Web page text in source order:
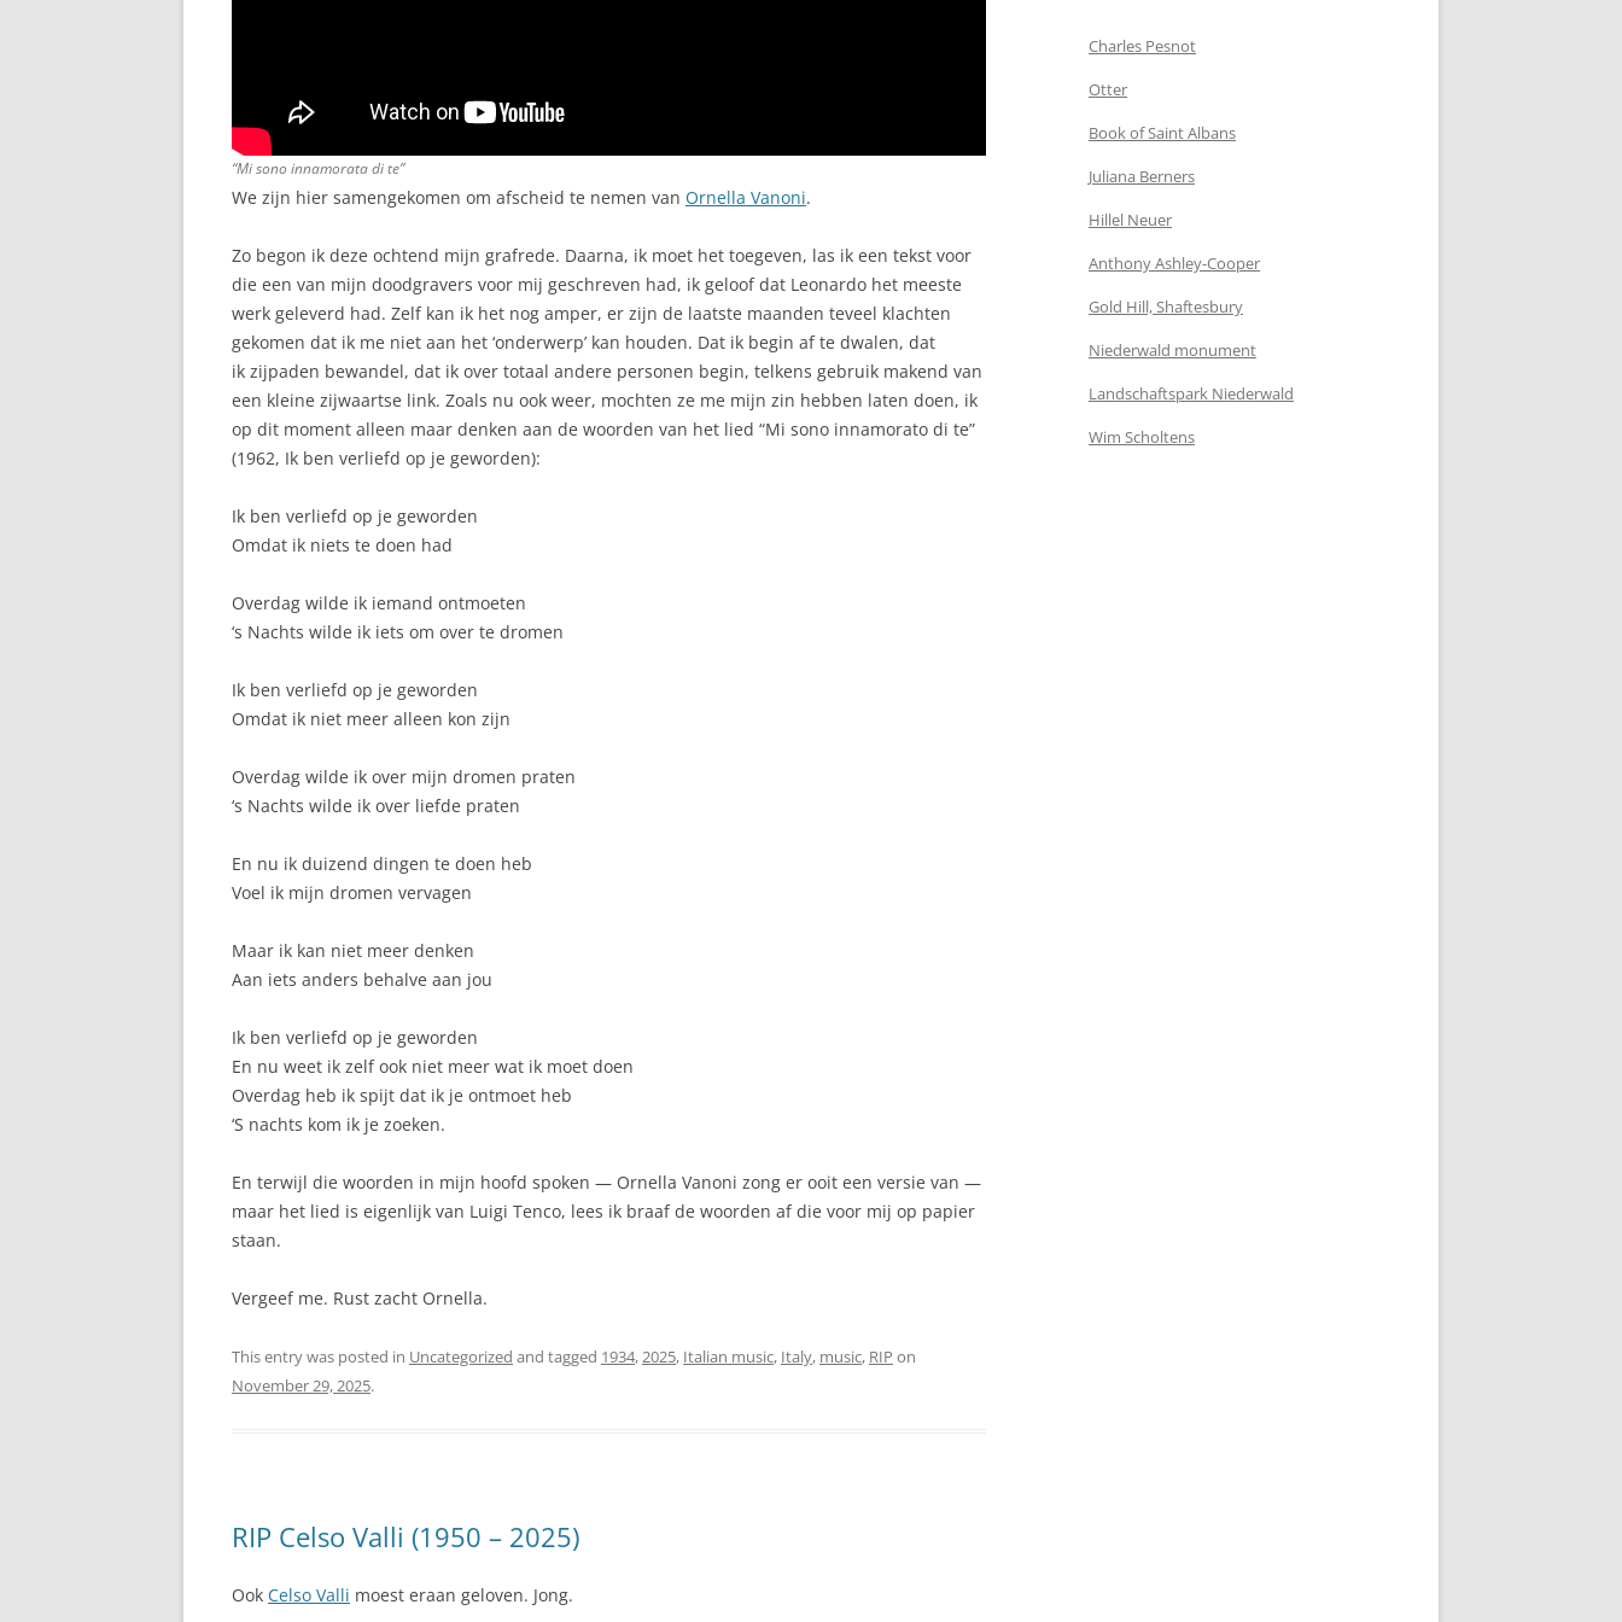
“Mi sono innamorata di te”
We zijn hier samengekomen om afscheid te nemen van Ornella Vanoni.
Zo begon ik deze ochtend mijn grafrede. Daarna, ik moet het toegeven, las ik een tekst voor
die een van mijn doodgravers voor mij geschreven had, ik geloof dat Leonardo het meeste
werk geleverd had. Zelf kan ik het nog amper, er zijn de laatste maanden teveel klachten
gekomen dat ik me niet aan het ‘onderwerp’ kan houden. Dat ik begin af te dwalen, dat
ik zijpaden bewandel, dat ik over totaal andere personen begin, telkens gebruik makend van
een kleine zijwaartse link. Zoals nu ook weer, mochten ze me mijn zin hebben laten doen, ik
op dit moment alleen maar denken aan de woorden van het lied “Mi sono innamorato di te”
(1962, Ik ben verliefd op je geworden):
Ik ben verliefd op je geworden
Omdat ik niets te doen had
Overdag wilde ik iemand ontmoeten
‘s Nachts wilde ik iets om over te dromen
Ik ben verliefd op je geworden
Omdat ik niet meer alleen kon zijn
Overdag wilde ik over mijn dromen praten
‘s Nachts wilde ik over liefde praten
En nu ik duizend dingen te doen heb
Voel ik mijn dromen vervagen
Maar ik kan niet meer denken
Aan iets anders behalve aan jou
Ik ben verliefd op je geworden
En nu weet ik zelf ook niet meer wat ik moet doen
Overdag heb ik spijt dat ik je ontmoet heb
‘S nachts kom ik je zoeken.
En terwijl die woorden in mijn hoofd spoken — Ornella Vanoni zong er ooit een versie van —
maar het lied is eigenlijk van Luigi Tenco, lees ik braaf de woorden af die voor mij op papier
staan.
Vergeef me. Rust zacht Ornella.
This entry was posted in Uncategorized and tagged 1934,2025, Italian music, Italy, music, RIP on
November 29, 2025.
RIP Celso Valli (1950 – 2025)
Ook Celso Valli moest eraan geloven. Jong.
Charles Pesnot
Otter
Book of Saint Albans
Juliana Berners
Hillel Neuer
Anthony Ashley-Cooper
Gold Hill, Shaftesbury
Niederwald monument
Landschaftspark Niederwald
Wim Scholtens